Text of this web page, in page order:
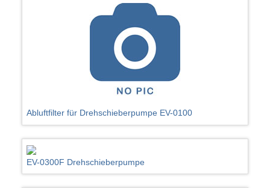
Abluftfilter für Drehschieberpumpe EV-0100
EV-0300F Drehschieberpumpe